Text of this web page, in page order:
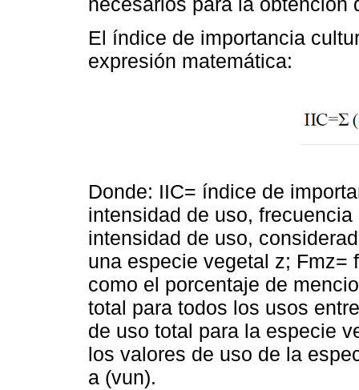
El índice de importancia
expresión matemática:
Donde: IIC= índice de
intensidad de uso,
intensidad de uso,
una especie vegetal z; Fmz=
como el porcentaje de
total para todos los usos
de uso total para la especie
los valores de uso de la
a (vun).